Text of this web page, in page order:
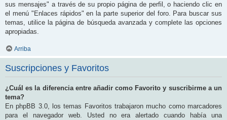
sus mensajes" a través de su propio página de perfil, o haciendo clic en
el menú "Enlaces rápidos" en la parte superior del foro. Para buscar sus
temas, utilice la página de búsqueda avanzada y complete las opciones
apropiadas.
Arriba
Suscripciones y Favoritos
¿Cuál es la diferencia entre añadir como Favorito y suscribirme a un
tema?
En phpBB 3.0, los temas Favoritos trabajaron mucho como marcadores
para el navegador web. Usted no era alertado cuando había una